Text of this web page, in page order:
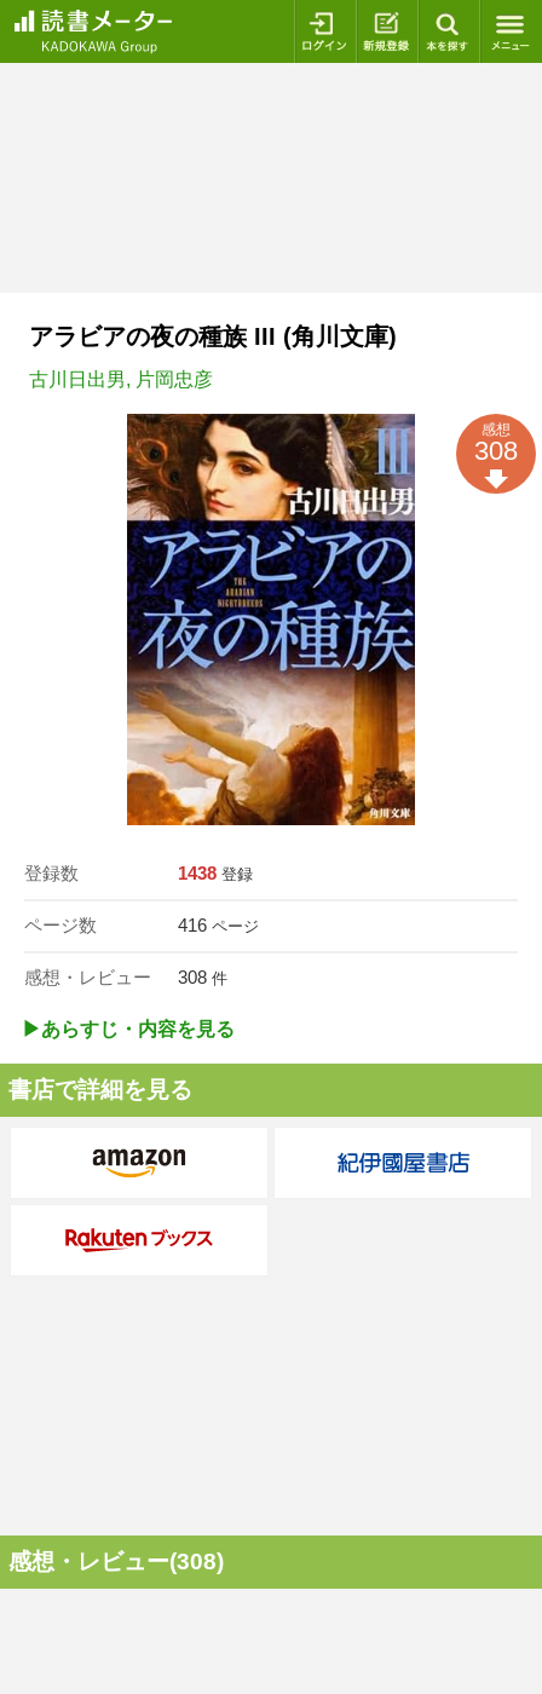
ログイン 新規登録
アラビアの夜の種族 III (角川文庫)
古川日出男, 片岡忠彦
登録数 1438 登録
ページ数 416 ページ
感想・レビュー 308 件
感想
308
▶︎あらすじ・内容を見る
書店で詳細を見る
感想・レビュー(308)